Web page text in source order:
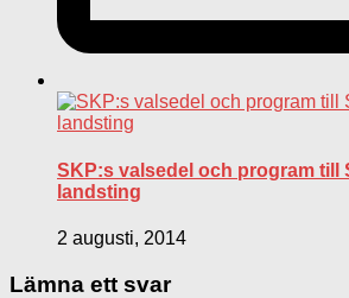
SKP:s valsedel och program till
landsting
2 augusti, 2014
Lämna ett svar